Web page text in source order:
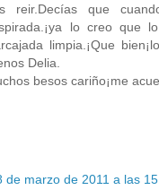
reir.Decías que
lo creo que
limpia.¡Que
Delia.
besos cariño¡me
de marzo de 2011 a las